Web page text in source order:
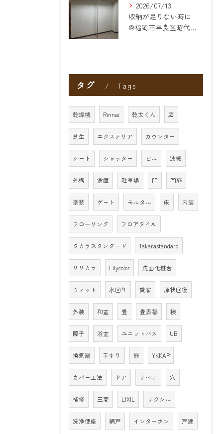
2026/07/13
収納が足りない時に
@福岡市早良区昭代のリフォーム
タグ Tags
乾燥機 Rinnai 乾太くん 庭
芝生 エクステリア カウンター
シート シャッター ビル 波板
外構 倉庫 駐車場 門 門扉
塗装 ゲート モルタル 床 内装
フローリング フロアタイル
タカラスタンダード Takarastandard
リリカラ Lilycolor 洗面化粧台
ウィット 水回り 貸家 原状回復
外装 和室 畳 畳表替 襖
障子 浴室 ユニットバス UB
換気扇 手すり 扉 YKKAP
カバー工法 ドア リペア 穴
補修 三菱 LIXIL リクシル
洗浄便座 網戸 インターホン 戸建